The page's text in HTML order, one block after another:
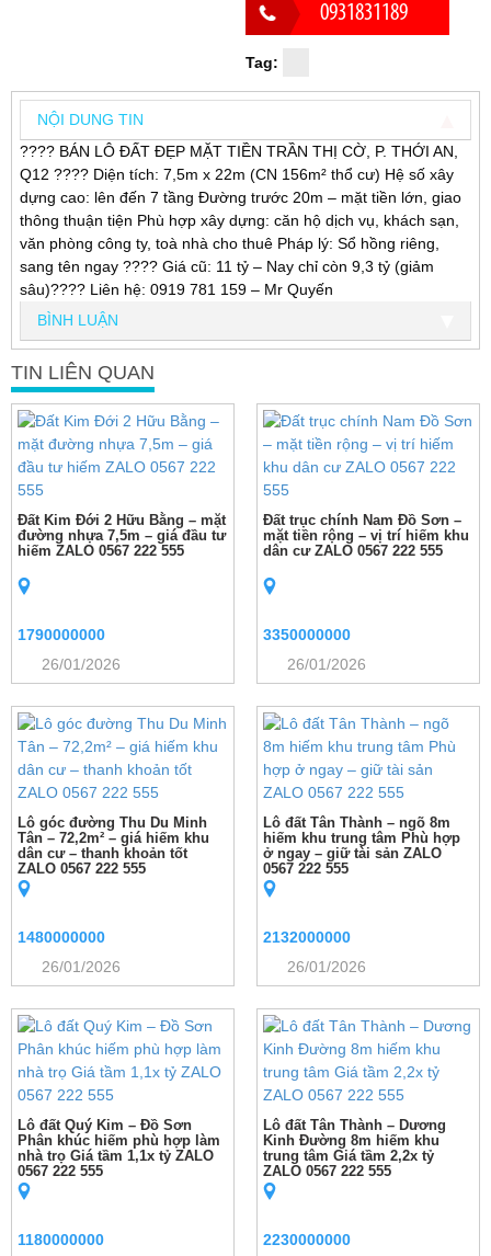
0931831189
Tag:
NỘI DUNG TIN
???? BÁN LÔ ĐẤT ĐẸP MẶT TIỀN TRẦN THỊ CỜ, P. THỚI AN,
Q12 ???? Diện tích: 7,5m x 22m (CN 156m² thổ cư) Hệ số xây
dựng cao: lên đến 7 tầng Đường trước 20m – mặt tiền lớn, giao
thông thuận tiện Phù hợp xây dựng: căn hộ dịch vụ, khách sạn,
văn phòng công ty, toà nhà cho thuê Pháp lý: Sổ hồng riêng,
sang tên ngay ???? Giá cũ: 11 tỷ – Nay chỉ còn 9,3 tỷ (giảm
sâu)???? Liên hệ: 0919 781 159 – Mr Quyến
BÌNH LUẬN
TIN LIÊN QUAN
Đất Kim Đới 2 Hữu Bằng – mặt
đường nhựa 7,5m – giá đầu tư
hiếm ZALO 0567 222 555
1790000000
26/01/2026
Đất trục chính Nam Đồ Sơn –
mặt tiền rộng – vị trí hiếm khu
dân cư ZALO 0567 222 555
3350000000
26/01/2026
Lô góc đường Thu Du Minh
Tân – 72,2m² – giá hiếm khu
dân cư – thanh khoản tốt
ZALO 0567 222 555
1480000000
26/01/2026
Lô đất Tân Thành – ngõ 8m
hiếm khu trung tâm Phù hợp
ở ngay – giữ tài sản ZALO
0567 222 555
2132000000
26/01/2026
Lô đất Quý Kim – Đồ Sơn
Phân khúc hiếm phù hợp làm
nhà trọ Giá tầm 1,1x tỷ ZALO
0567 222 555
1180000000
Lô đất Tân Thành – Dương
Kinh Đường 8m hiếm khu
trung tâm Giá tầm 2,2x tỷ
ZALO 0567 222 555
2230000000